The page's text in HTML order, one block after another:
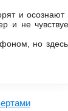
и осознают
и не
но